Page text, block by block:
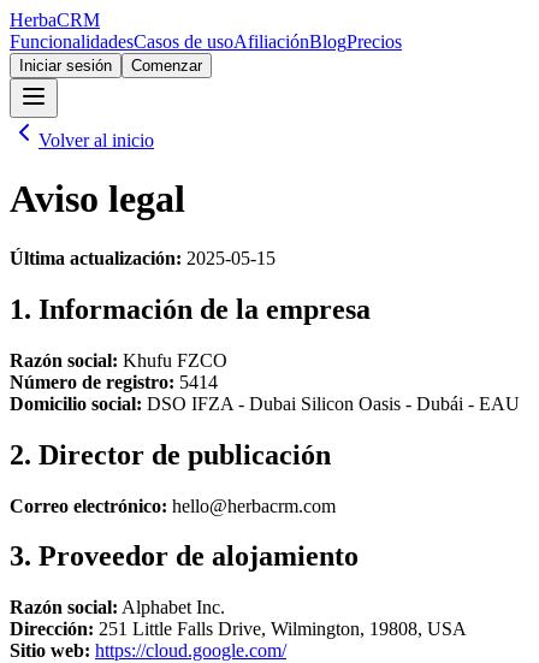
HerbaCRM
FuncionalidadesCasos de usoAfiliaciónBlogPrecios
Iniciar sesión Comenzar
Volver al inicio
Aviso legal
Última actualización: 2025-05-15
1. Información de la empresa
Razón social: Khufu FZCO
Número de registro: 5414
Domicilio social: DSO IFZA - Dubai Silicon Oasis - Dubái - EAU
2. Director de publicación
Correo electrónico: hello@herbacrm.com
3. Proveedor de alojamiento
Razón social: Alphabet Inc.
Dirección: 251 Little Falls Drive, Wilmington, 19808, USA
Sitio web: https://cloud.google.com/